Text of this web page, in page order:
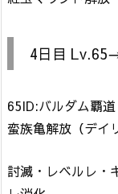
4日目
65ID:バルダム覇道
蛮族亀解放（デイ
討滅・レベルレ・